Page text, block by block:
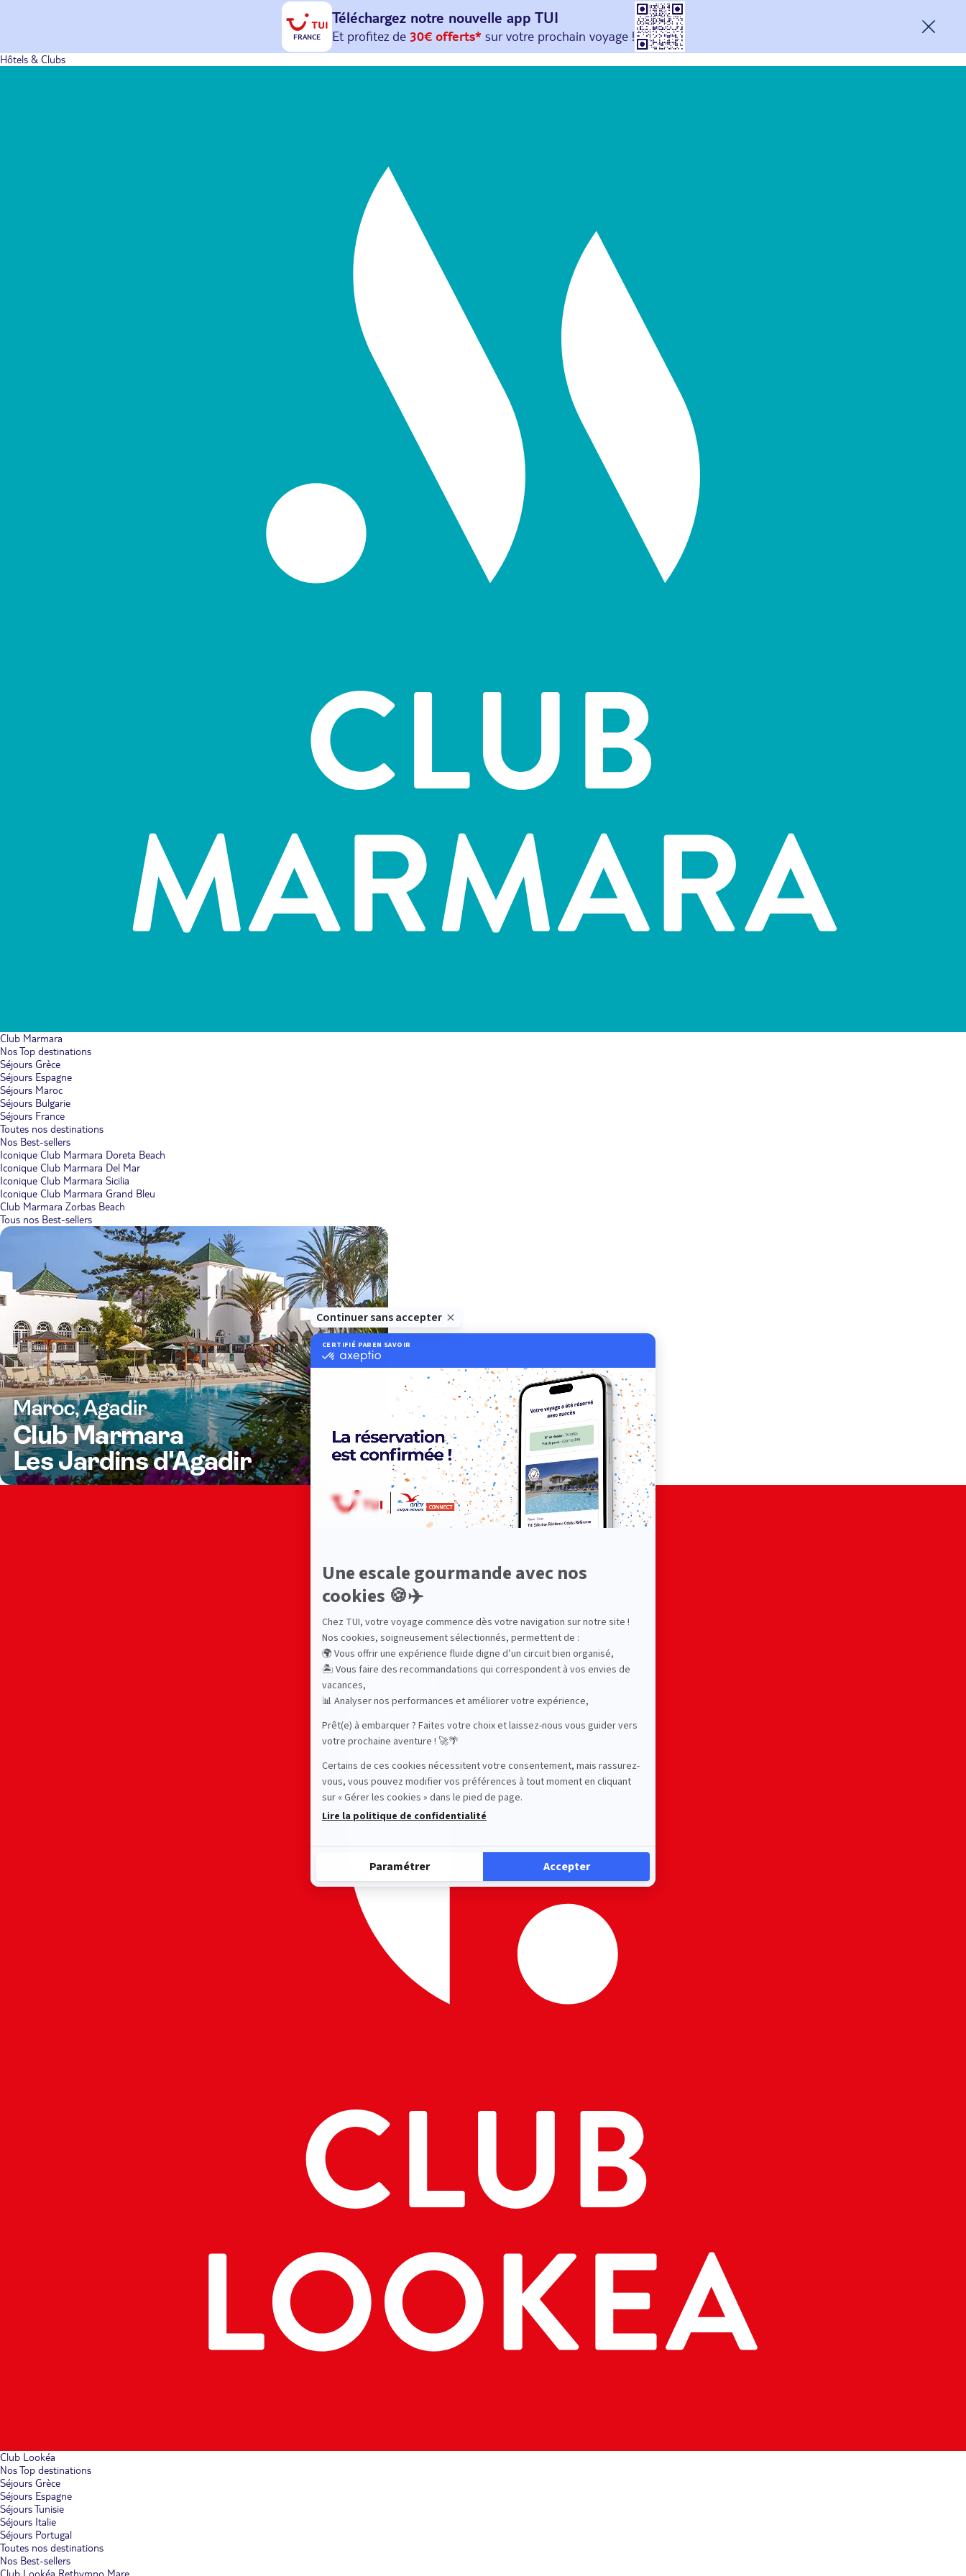
FRANCE
Téléchargez notre nouvelle app TUI
Et profitez de 30€ offerts*sur votreprochain
avec le code : HAPPYAPP
Hôtels & Clubs
Club Marmara
Nos Top destinations
Séjours Grèce
Séjours Espagne
Séjours Maroc
Séjours Bulgarie
Séjours France
Toutes nos destinations
Nos Best-sellers
Iconique Club Marmara Doreta Beach
Iconique Club Marmara Del Mar
Iconique Club Marmara Sicilia
Iconique Club Marmara Grand Bleu
Club Marmara Zorbas Beach
Tous nos Best-sellers
Club Lookéa
Nos Top destinations
Séjours Grèce
Séjours Espagne
Séjours Tunisie
Séjours Italie
Séjours Portugal
Toutes nos destinations
Nos Best-sellers